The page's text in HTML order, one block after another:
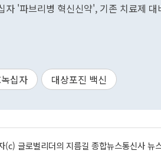
자 '파브리병 혁신신약', 기존 치료제 대
십자 대상포진 백신
(c) 글로벌리더의 지름길 종합뉴스통신사